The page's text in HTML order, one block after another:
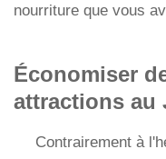
nourriture que vous
Économiser
attractions au
Contrairement à